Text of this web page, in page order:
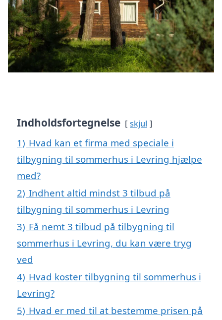
Indholdsfortegnelse skjul
1) Hvad kan et firma med speciale i
tilbygning til sommerhus i Levring hjælpe
med?
2) Indhent altid mindst 3 tilbud på
tilbygning til sommerhus i Levring
3) Få nemt 3 tilbud på tilbygning til
sommerhus i Levring, du kan være tryg
ved
4) Hvad koster tilbygning til sommerhus i
Levring?
5) Hvad er med til at bestemme prisen på